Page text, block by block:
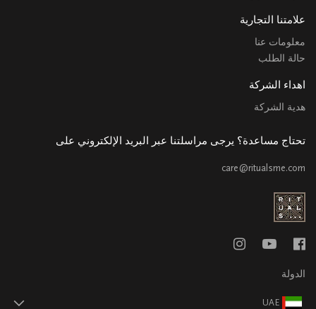
علامتنا التجارية
معلومات عنا
حالة الطلب
اهداء الشركة
هدية الشركة
تحتاج مساعدة؟ يرجى مراسلتنا عبر البريد الإلكتروني على
care@ritualsme.com
الدولة
UAE